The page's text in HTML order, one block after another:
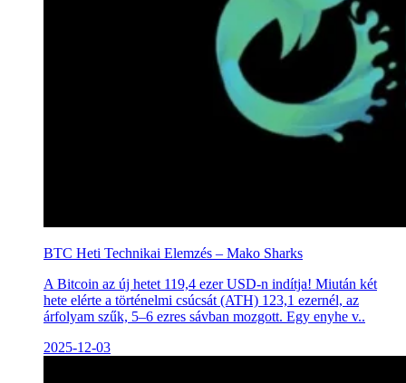
BTC Heti Technikai Elemzés – Mako Sharks
A Bitcoin az új hetet 119,4 ezer USD-n indítja! Miután két
hete elérte a történelmi csúcsát (ATH) 123,1 ezernél, az
árfolyam szűk, 5–6 ezres sávban mozgott. Egy enyhe v..
2025-12-03